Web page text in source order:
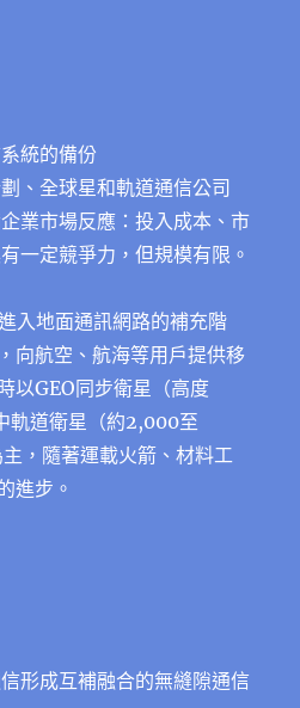
統的備份
、全球星和軌道通信公司
業市場反應：投入成本、市
一定競爭力，但規模有限。
入地面通訊網路的補充階
向航空、航海等用戶提供移
以GEO同步衛星（高度
軌道衛星（約2,000至
，隨著運載火箭、材料工
進步。
形成互補融合的無縫隙通信